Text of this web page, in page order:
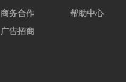
商务合作
广告招商
帮助中心